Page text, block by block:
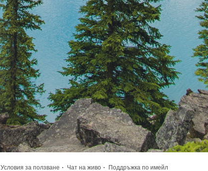
Условия за ползване · Чат на живо · Поддръжка по имейл